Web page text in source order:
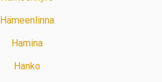
Hämeenlinna
Hamina
Hanko